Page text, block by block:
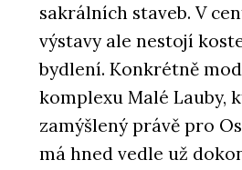
sakrálních staveb. V
výstavy ale nestojí
bydlení. Konkrétně
komplexu Malé Lauby,
zamýšlený právě pro
má hned vedle už